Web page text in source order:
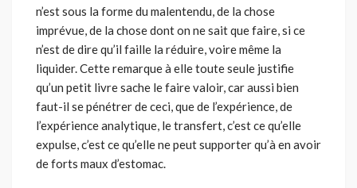
n’est sous la forme du malenten­du, de la chose
imprévue, de la chose dont on ne sait que faire, si ce
n’est de dire qu’il faille la réduire, voire même la
liquider. Cette remarque à elle toute seule justifie
qu’un petit livre sache le faire valoir, car aussi bien
faut-il se pénétrer de ceci, que de l’expérience, de
l’expérience analy­tique, le transfert, c’est ce qu’elle
expulse, c’est ce qu’elle ne peut sup­porter qu’à en avoir
de forts maux d’estomac.